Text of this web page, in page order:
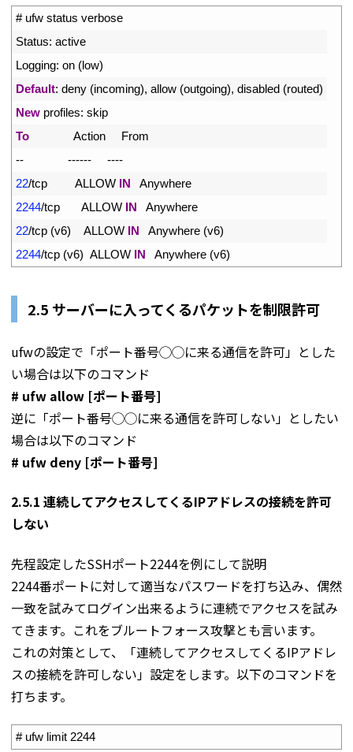
# ufw status verbose
Status: active
Logging: on (low)
Default: deny (incoming), allow (outgoing), disabled (routed)
New profiles: skip
To
Action From
--
------ ----
22/tcp ALLOW IN
Anywhere
2244/tcp ALLOW IN
Anywhere
22/tcp (v6) ALLOW IN Anywhere (v6)
2244/tcp (v6) ALLOW IN Anywhere (v6)
2.5 サーバーに入ってくるパケットを制限許可
ufwの設定で「ポート番号◯◯に来る通信を許可」とした
い場合は以下のコマンド
# ufw allow [ポート番号]
逆に「ポート番号◯◯に来る通信を許可しない」としたい
場合は以下のコマンド
# ufw deny [ポート番号]
2.5.1 連続してアクセスしてくるIPアドレスの接続を許可
しない
先程設定したSSHポート2244を例にして説明
2244番ポートに対して適当なパスワードを打ち込み、偶然
一致を試みてログイン出来るように連続でアクセスを試み
てきます。これをブルートフォース攻撃とも言います。
これの対策として、「連続してアクセスしてくるIPアドレ
スの接続を許可しない」設定をします。以下のコマンドを
打ちます。
# ufw limit 2244